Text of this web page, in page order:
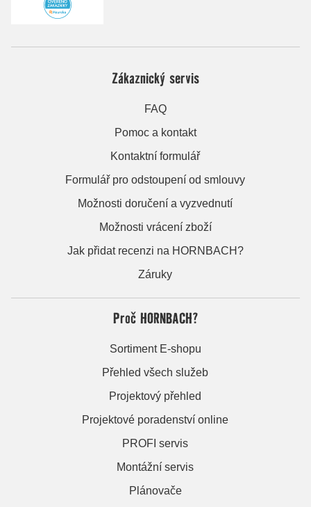
Zákaznický servis
FAQ
Pomoc a kontakt
Kontaktní formulář
Formulář pro odstoupení od smlouvy
Možnosti doručení a vyzvednutí
Možnosti vrácení zboží
Jak přidat recenzi na HORNBACH?
Záruky
Proč HORNBACH?
Sortiment E-shopu
Přehled všech služeb
Projektový přehled
Projektové poradenství online
PROFI servis
Montážní servis
Plánovače